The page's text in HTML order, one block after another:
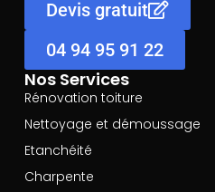
Nos Services
Rénovation toiture
Nettoyage et démoussage
Etanchéité
Charpente
Devis gratuit
04 94 95 91 22